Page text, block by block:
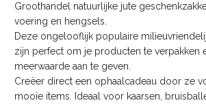
Groothandel natuurlijke jute
voering en hengsels.
Deze ongelooflijk populaire
zijn perfect om je producten te verpakken
meerwaarde aan te geven.
Creëer direct een ophaalcadeau door ze
mooie items. Ideaal voor kaarsen,